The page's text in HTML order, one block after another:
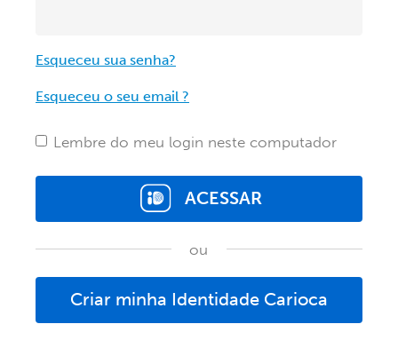
Esqueceu sua senha?
Esqueceu o seu email ?
Lembre do meu login neste computador
ACESSAR
ou
Criar minha Identidade Carioca